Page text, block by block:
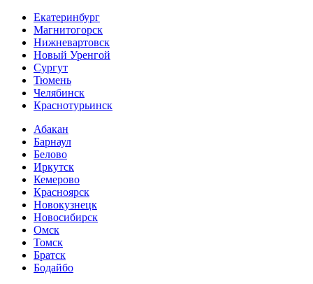
Екатеринбург
Магнитогорск
Нижневартовск
Новый Уренгой
Сургут
Тюмень
Челябинск
Краснотурьинск
Абакан
Барнаул
Белово
Иркутск
Кемерово
Красноярск
Новокузнецк
Новосибирск
Омск
Томск
Братск
Бодайбо